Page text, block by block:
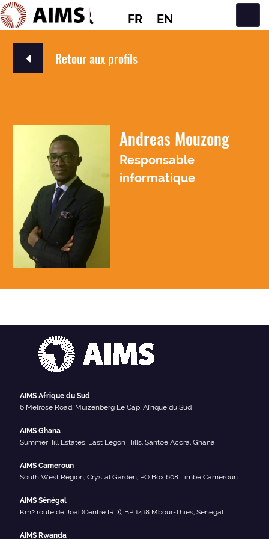
FR EN
Navigation principale
Retour aux profils
Andreas Mouzong
Responsable
informatique
AIMS Afrique du Sud
6 Melrose Road, Muizenberg Le Cap, Afrique du Sud
AIMS Ghana
SummerHill Estates, East Legon Hills, Santoe Accra, Ghana
AIMS Cameroun
South West Region, Crystal Garden, PO Box 608 Limbe Cameroun
AIMS Sénégal
Km2 route de Joal (Centre IRD), BP 1418 Mbour-Thies, Sénégal
AIMS Rwanda